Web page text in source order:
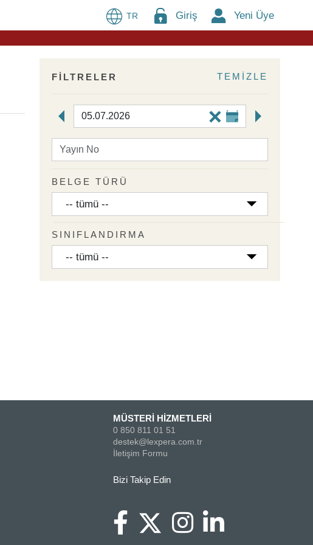
TR Giriş Yeni Üye
FİLTRELER TEMİZLE
Yayın Tarihi
Yayın No
BELGE TÜRÜ
SINIFLANDIRMA
MÜSTERİ HİZMETLERİ
0 850 811 01 51
destek@lexpera.com.tr
İletişim Formu
Bizi Takip Edin